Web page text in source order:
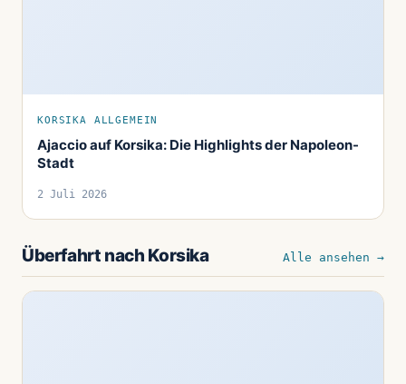
KORSIKA ALLGEMEIN
Ajaccio auf Korsika: Die Highlights der Napoleon-
Stadt
2 Juli 2026
Überfahrt nach Korsika Alle ansehen →